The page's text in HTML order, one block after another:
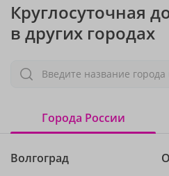
Круглосуточная
в других городах
Введите название
Города России
Волгоград